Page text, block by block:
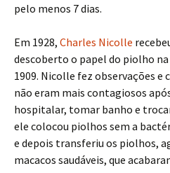
pelo menos 7 dias.
Em 1928, Charles Nicolle
descoberto o papel do piolho
1909. Nicolle fez observações e
não eram mais contagiosos
hospitalar, tomar banho e
ele colocou piolhos sem a
e depois transferiu os piolhos,
macacos saudáveis, que